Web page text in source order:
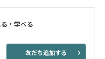
・学べる
友だち追加する